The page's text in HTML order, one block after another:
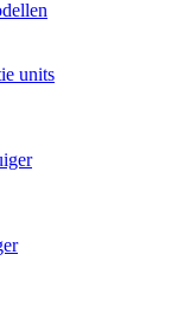
units